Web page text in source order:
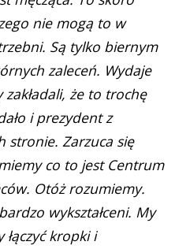
nie mogą to w
Są tylko biernym
zaleceń. Wydaje
zakładali, że to trochę
i prezydent z
stronie. Zarzuca się
co to jest Centrum
Otóż rozumiemy.
wykształceni. My
kropki i